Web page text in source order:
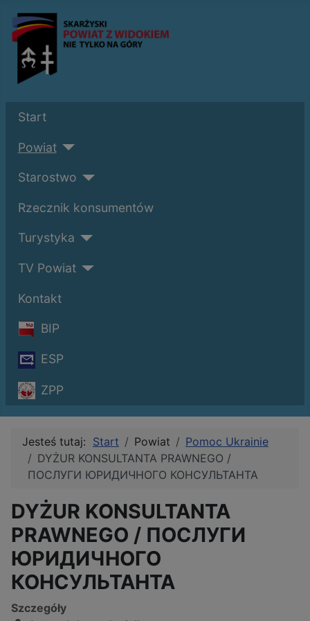
Start
Powiat
Starostwo
Rzecznik konsumentów
Turystyka
TV Powiat
Kontakt
BIP
ESP
ZPP
Jesteś tutaj: Start Powiat
Pomoc Ukrainie
DYŻUR KONSULTANTA PRAWNEGO /
ПОСЛУГИ ЮРИДИЧНОГО КОНСУЛЬТАНТА
DYŻUR KONSULTANTA
PRAWNEGO / ПОСЛУГИ
ЮРИДИЧНОГО
КОНСУЛЬТАНТА
Szczegóły